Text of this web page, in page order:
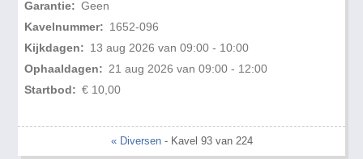
Garantie: Geen
Kavelnummer: 1652-096
Kijkdagen: 13 aug 2026 van 09:00 - 10:00
Ophaaldagen: 21 aug 2026 van 09:00 - 12:00
Startbod: € 10,00
« Diversen- Kavel 93 van 224